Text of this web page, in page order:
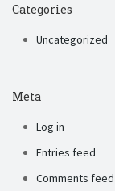
Categories
Uncategorized
Meta
Log in
Entries feed
Comments feed